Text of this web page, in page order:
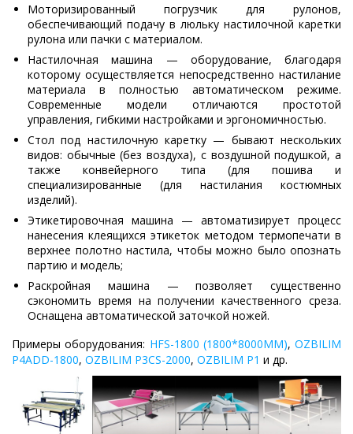
Моторизированный погрузчик для рулонов,
обеспечивающий подачу в люльку настилочной каретки
рулона или пачки с материалом.
Настилочная машина — оборудование, благодаря
которому осуществляется непосредственно настилание
материала в полностью автоматическом режиме.
Современные модели отличаются простотой
управления, гибкими настройками и эргономичностью.
Стол под настилочную каретку — бывают нескольких
видов: обычные (без воздуха), с воздушной подушкой, а
также конвейерного типа (для пошива и
специализированные (для настилания костюмных
изделий).
Этикетировочная машина — автоматизирует процесс
нанесения клеящихся этикеток методом термопечати в
верхнее полотно настила, чтобы можно было опознать
партию и модель;
Раскройная машина — позволяет существенно
сэкономить время на получении качественного среза.
Оснащена автоматической заточкой ножей.
Примеры оборудования: HFS-1800 (1800*8000ММ), OZBILIM
P4ADD-1800, OZBILIM P3CS-2000, OZBILIM P1 и др.